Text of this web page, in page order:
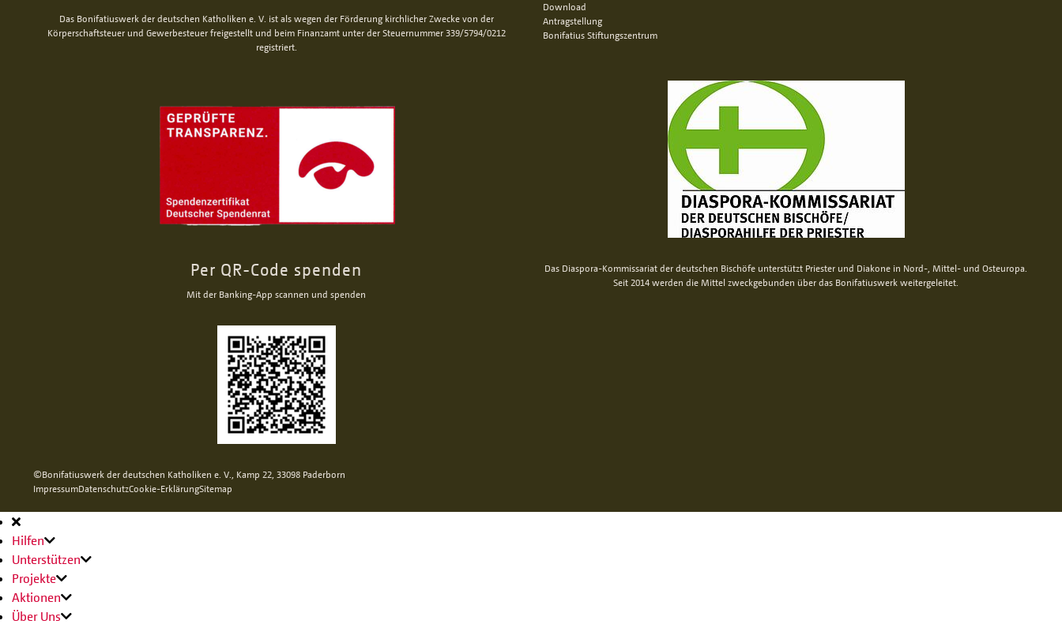
Das Bonifatiuswerk der deutschen Katholiken e. V. ist als wegen der Förderung kirchlicher Zwecke von der
Körperschaftsteuer und Gewerbesteuer freigestellt und beim Finanzamt unter der Steuernummer 339/5794/0212
registriert.
Per QR-Code spenden
Mit der Banking-App scannen und spenden
Download
Antragstellung
Bonifatius Stiftungszentrum
Das Diaspora-Kommissariat der deutschen Bischöfe unterstützt Priester und Diakone in Nord-, Mittel- und Osteuropa.
Seit 2014 werden die Mittel zweckgebunden über das Bonifatiuswerk weitergeleitet.
©Bonifatiuswerk der deutschen Katholiken e. V., Kamp 22, 33098 Paderborn
ImpressumDatenschutzCookie-ErklärungSitemap
Hauptnavigation
Hilfen
Unterstützen
Projekte
Aktionen
Über Uns